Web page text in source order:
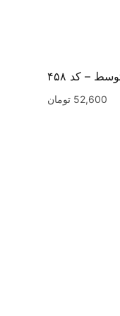
– کد ۴۵۸
52,600 تومان